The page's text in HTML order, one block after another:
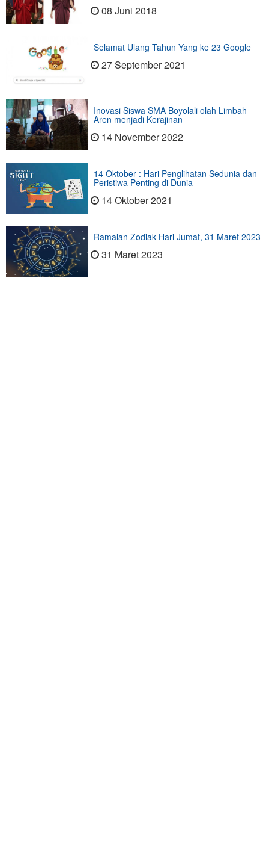
08 Juni 2018
Selamat Ulang Tahun Yang ke 23 Google
27 September 2021
Inovasi Siswa SMA Boyolali olah Limbah
Aren menjadi Kerajinan
14 November 2022
14 Oktober : Hari Penglihatan Sedunia dan
Peristiwa Penting di Dunia
14 Oktober 2021
Ramalan Zodiak Hari Jumat, 31 Maret 2023
31 Maret 2023